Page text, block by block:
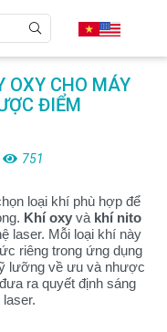
OXY CHO MÁY
ĐIỂM
751
loại khí phù hợp để
Khí oxy và khí nito
laser. Mỗi loại khí này
riêng trong ứng dụng
lưỡng về ưu và nhược
ra quyết định sáng